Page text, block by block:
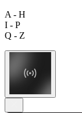
A - H
I - P
Q - Z